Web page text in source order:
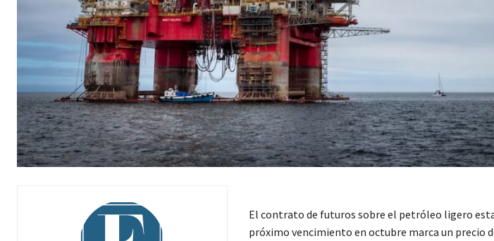
El contrato de futuros sobre el petróleo ligero
próximo vencimiento en octubre marca un precio